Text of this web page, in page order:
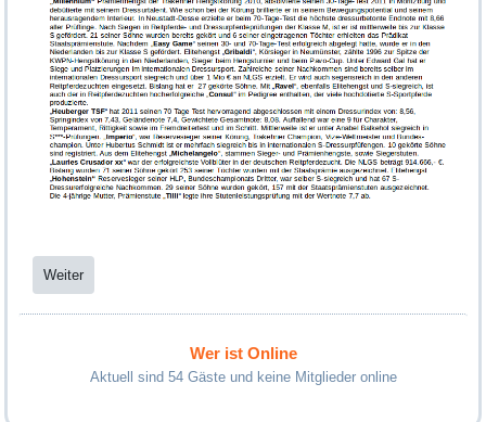
Weiter
Wer ist Online
Aktuell sind 54 Gäste und keine Mitglieder online